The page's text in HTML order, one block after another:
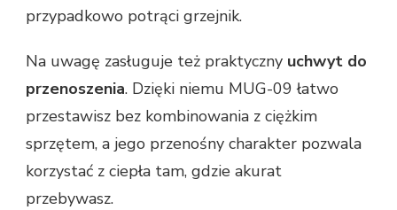
przypadkowo potrąci grzejnik.
Na uwagę zasługuje też praktyczny uchwyt do
przenoszenia. Dzięki niemu MUG-09 łatwo
przestawisz bez kombinowania z ciężkim
sprzętem, a jego przenośny charakter pozwala
korzystać z ciepła tam, gdzie akurat
przebywasz.